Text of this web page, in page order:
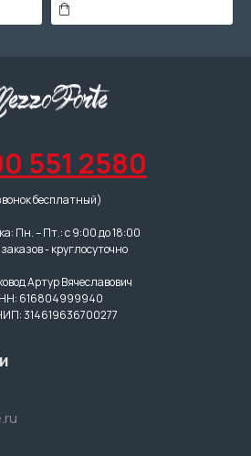
551 2580
бесплатный)
Пн. – Пт.: с 9:00 до 18:00
- круглосуточно
Артур Вячеславович
616804999940
314619636700277